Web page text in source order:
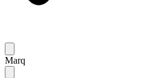
Marq